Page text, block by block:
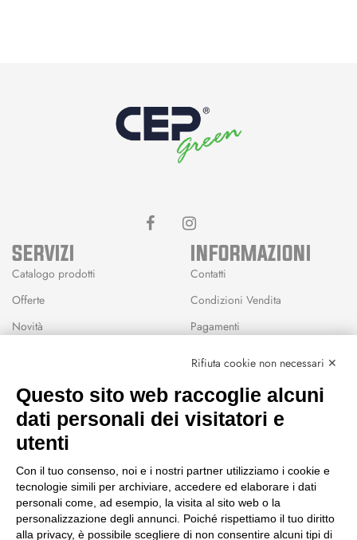
SERVIZI
Catalogo prodotti
Offerte
Novità
Wishlist
INFORMAZIONI
Contatti
Condizioni Vendita
Pagamenti
CEP GREEN
Fanano (MO)
059 8676485
349 9202419
388 8659473
Rifiuta cookie non necessari ✕
Questo sito web raccoglie alcuni
dati personali dei visitatori e
utenti
Con il tuo consenso, noi e i nostri partner utilizziamo i cookie e
tecnologie simili per archiviare, accedere ed elaborare i dati
personali come, ad esempio, la visita al sito web o la
personalizzazione degli annunci. Poiché rispettiamo il tuo diritto
alla privacy, è possibile scegliere di non consentire alcuni tipi di